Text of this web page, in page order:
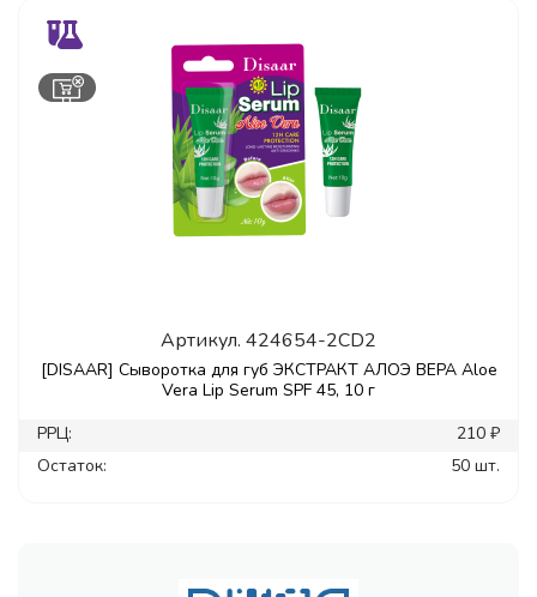
Артикул. 424654-2CD2
[DISAAR] Сыворотка для губ ЭКСТРАКТ АЛОЭ ВЕРА Aloe
Vera Lip Serum SPF 45, 10 г
РРЦ:
210 ₽
Остаток:
50 шт.